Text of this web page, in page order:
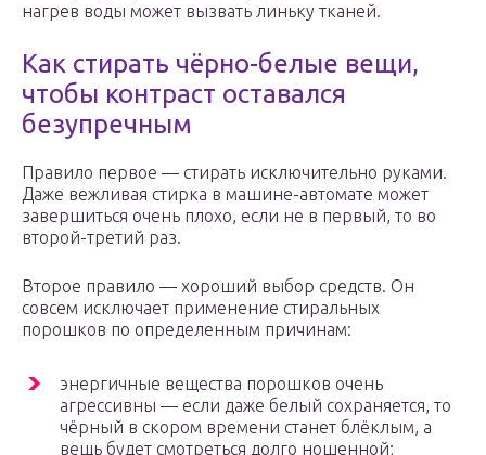
нагрев воды может вызвать линьку тканей.
Как стирать чёрно-белые вещи,
чтобы контраст оставался
безупречным
Правило первое — стирать исключительно руками.
Даже вежливая стирка в машине-автомате может
завершиться очень плохо, если не в первый, то во
второй-третий раз.
Второе правило — хороший выбор средств. Он
совсем исключает применение стиральных
порошков по определенным причинам:
энергичные вещества порошков очень
агрессивны — если даже белый сохраняется, то
чёрный в скором времени станет блёклым, а
вещь будет смотреться долго ношенной;